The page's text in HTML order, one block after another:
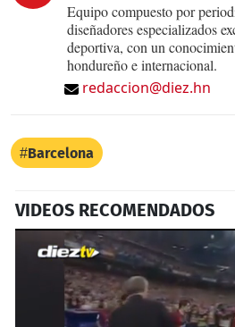
Equipo compuesto por
diseñadores especializados
deportiva, con un
hondureño e internacional.
redaccion@diez.hn
Barcelona
VIDEOS RECOMENDADOS